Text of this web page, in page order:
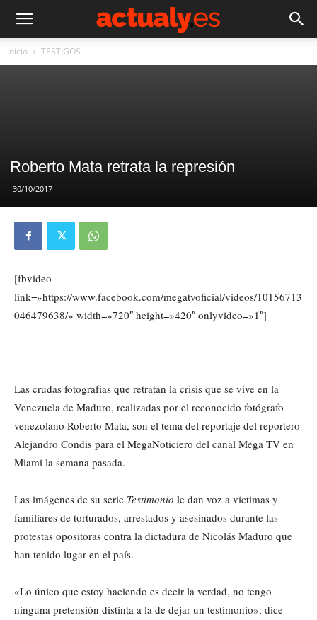
Inicio TESTIGOS
Roberto Mata retrata la represión
30/10/2017
[fbvideo
link=»https://www.facebook.com/megatvoficial/videos/10156713
046479638/» width=»720″ height=»420″ onlyvideo=»1″]
Las crudas fotografías que retratan la crisis que se vive en la
Venezuela de Maduro, realizadas por el reconocido fotógrafo
venezolano Roberto Mata, son el tema del reportaje del reportero
Alejandro Condis para el MegaNoticiero del canal Mega TV en
Miami la semana pasada.
Las imágenes de su serie Testimonio le dan voz a víctimas y
familiares de torturados, arrestados y asesinados durante las
protestas opositoras contra la dictadura de Nicolás Maduro que
han tenido lugar en el país.
«Lo único que estoy haciendo es decir la verdad, no tengo
ninguna pretensión distinta a la de dejar un testimonio», dice